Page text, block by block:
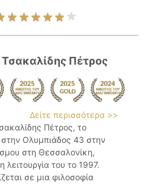
Πέτρος
Δείτε περισσότερα >>
Πέτρος, το
στην Ολυμπιάδος 43 στην
στη Θεσσαλονίκη,
λειτουργία του το 1997.
σε μια φιλοσοφία